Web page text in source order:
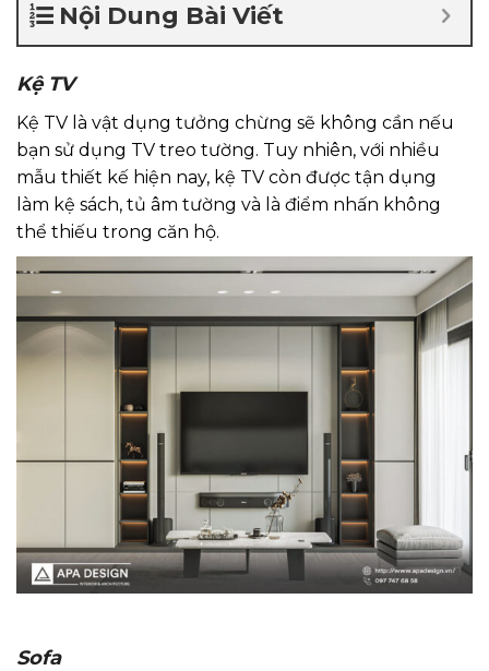
Nội Dung Bài Viết
Kệ TV
Kệ TV là vật dụng tưởng chừng sẽ không cần nếu
bạn sử dụng TV treo tường. Tuy nhiên, với nhiều
mẫu thiết kế hiện nay, kệ TV còn được tận dụng
làm kệ sách, tủ âm tường và là điểm nhấn không
thể thiếu trong căn hộ.
Sofa